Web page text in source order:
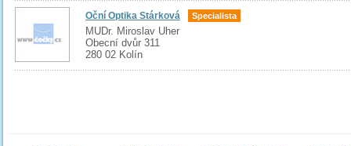
Oční Optika Stárková Specialista
MUDr. Miroslav Uher
Obecní dvůr 311
280 02 Kolín